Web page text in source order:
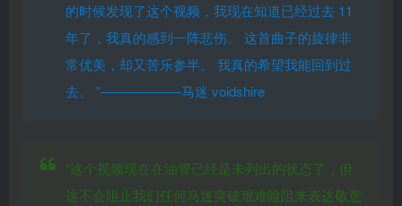
的时候发现了这个视频，我现在知道已经过去 11
年了，我真的感到一阵悲伤。 这首曲子的旋律非
常优美，却又苦乐参半。 我真的希望我能回到过
去。 ”——————马迷 voidshire
“这个视频现在在油管已经是未列出的状态了，但
这不会阻止我们任何马迷突破艰难险阻来表达敬意